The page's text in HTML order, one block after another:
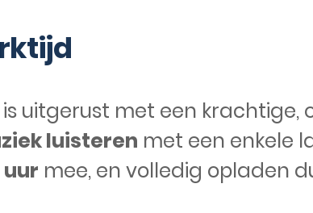
uitgerust met een
luisteren met een enkele
uur mee, en volledig opladen